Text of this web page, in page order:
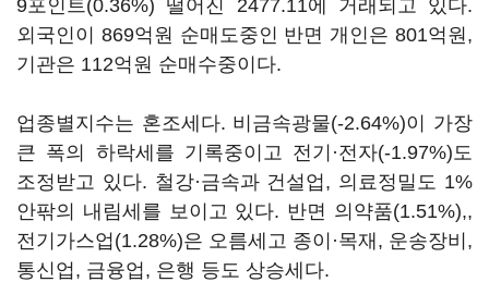
9포인트(0.36%) 떨어진 2477.11에 거래되고 있다.
외국인이 869억원 순매도중인 반면 개인은 801억원,
기관은 112억원 순매수중이다.
업종별지수는 혼조세다. 비금속광물(-2.64%)이 가장
큰 폭의 하락세를 기록중이고 전기·전자(-1.97%)도
조정받고 있다. 철강·금속과 건설업, 의료정밀도 1%
안팎의 내림세를 보이고 있다. 반면 의약품(1.51%),,
전기가스업(1.28%)은 오름세고 종이·목재, 운송장비,
통신업, 금융업, 은행 등도 상승세다.